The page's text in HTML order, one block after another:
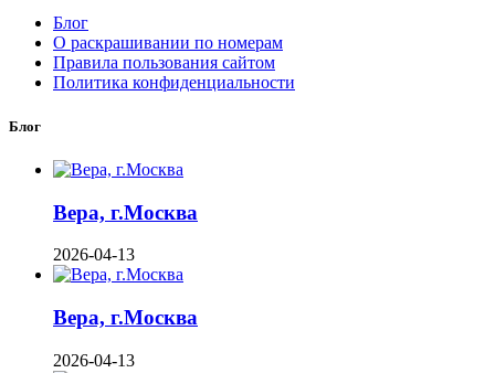
Блог
О раскрашивании по номерам
Правила пользования сайтом
Политика конфиденциальности
Блог
Вера, г.Москва
2026-04-13
Вера, г.Москва
2026-04-13